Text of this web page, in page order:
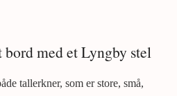
med et Lyngby stel
tallerkner, som er store, små,